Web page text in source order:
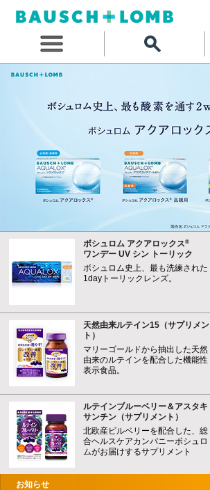
ボシュロム アクアロックス®
ワンデー UV シン トーリック
ボシュロム史上、最も洗練された
1dayトーリックレンズ。
天然由来ルテイン15（サプリメン
ト）
マリーゴールドから抽出した天然
由来のルテインを配合した機能性
表示食品。
ルテインブルーベリー＆アスタキ
サンチン（サプリメント）
北欧産ビルベリーを配合した、総
合ヘルスケアカンパニーボシュロ
ムがお届けするサプリメント
お知らせ